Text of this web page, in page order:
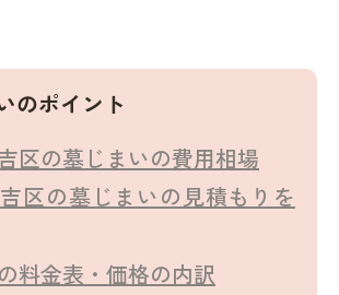
のポイント
区の墓じまいの費用相場
区の墓じまいの見積もりを
料金表・価格の内訳